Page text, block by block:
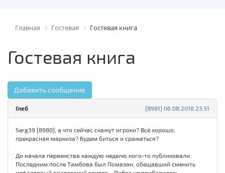
Главная Гостевая Гостевая книга
Гостевая книга
Добавить сообщение
[8981] 06.08.2018 23:51
Глеб
Serg39 [8980], а что сейчас скажут игроки? Всё хорошо,
прекрасная маркиза? Будем биться и сражаться?
До начала первенства каждую неделю кого-то публиковали.
Последним после Тамбова был Помазан, обещавший сменить